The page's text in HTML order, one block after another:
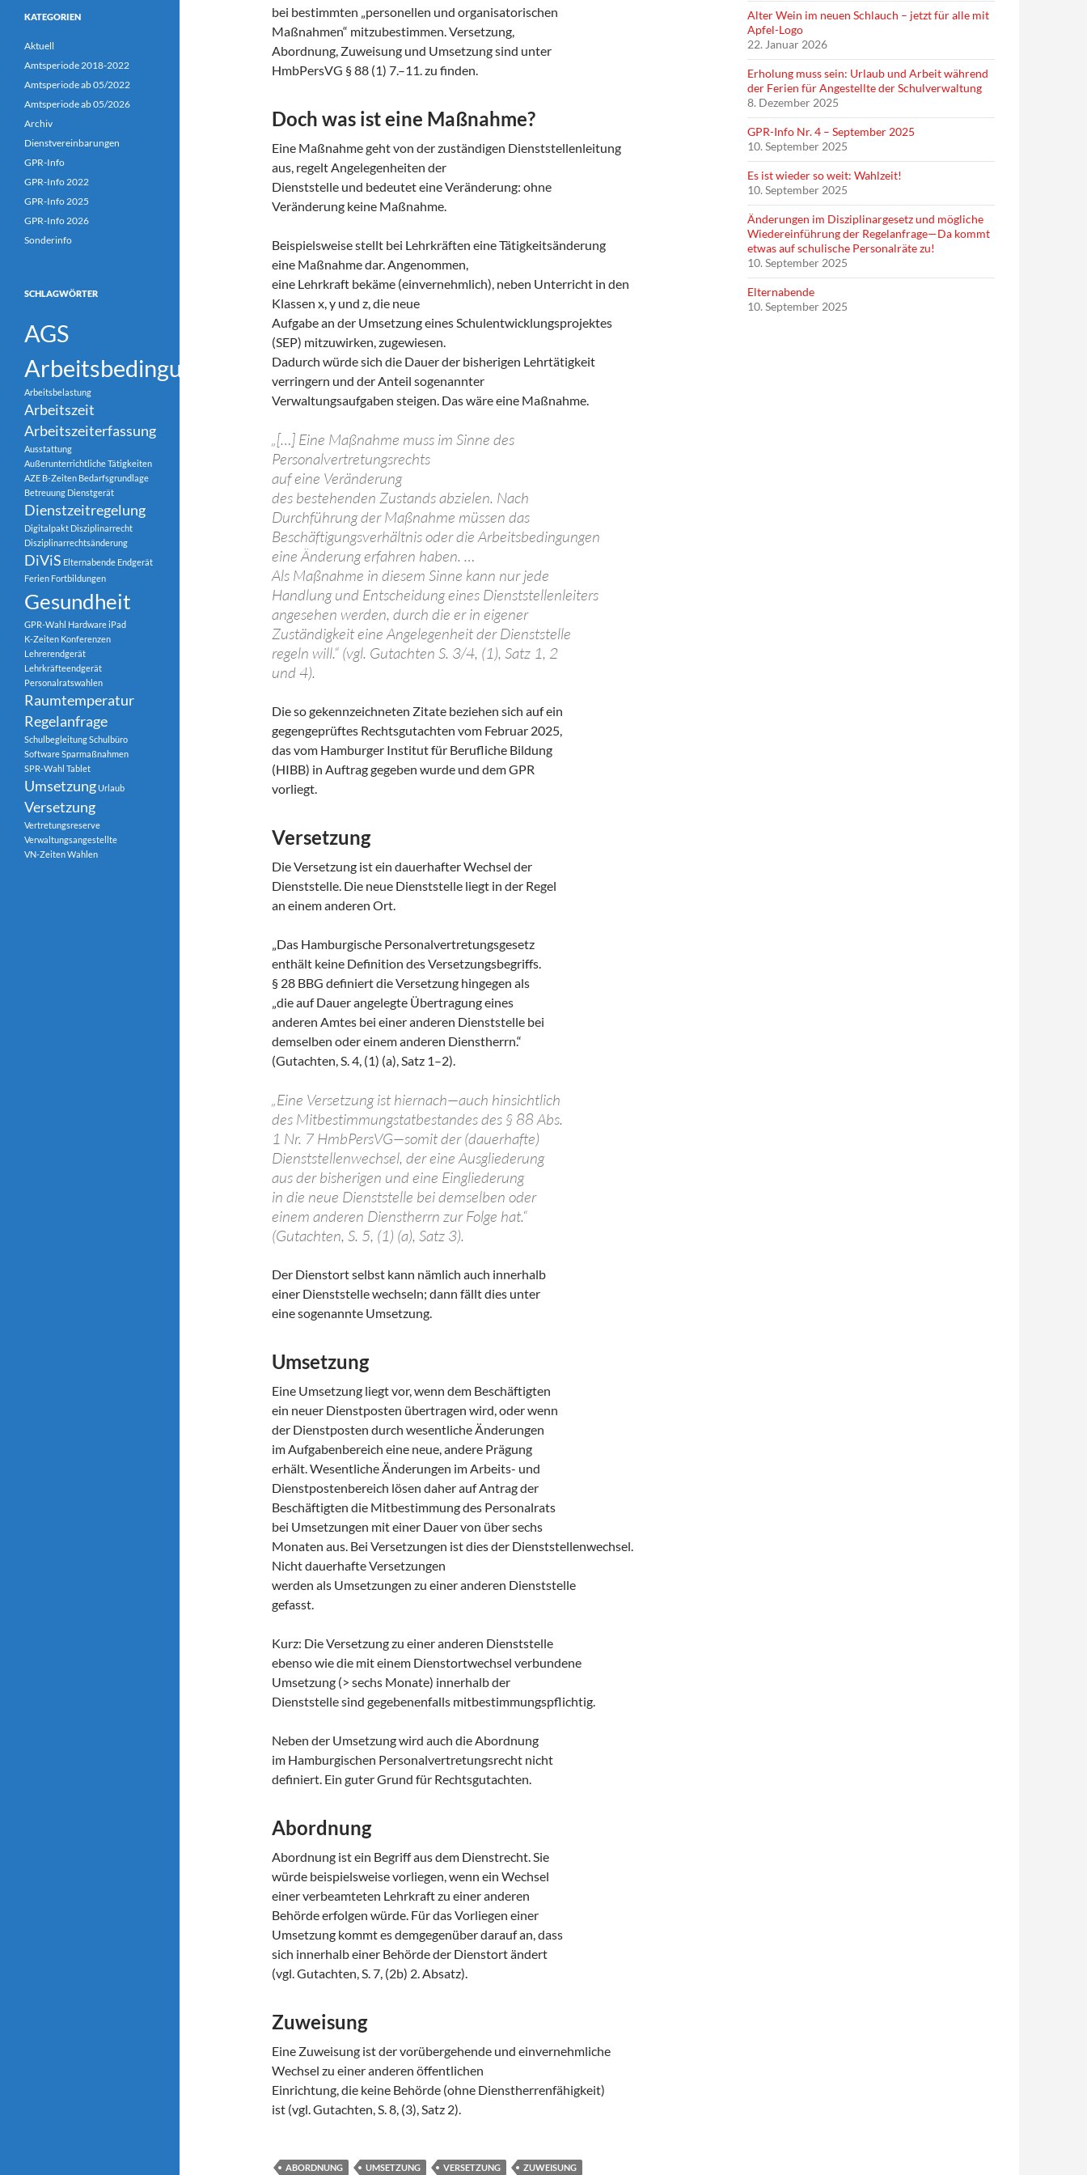
bei bestimmten „personellen und organisatorischen
Maßnahmen“ mitzubestimmen. Versetzung,
Abordnung, Zuweisung und Umsetzung sind unter
HmbPersVG § 88 (1) 7.–11. zu finden.
Doch was ist eine Maßnahme?
Eine Maßnahme geht von der zuständigen Dienststellenleitung
aus, regelt Angelegenheiten der
Dienststelle und bedeutet eine Veränderung: ohne
Veränderung keine Maßnahme.
Beispielsweise stellt bei Lehrkräften eine Tätigkeitsänderung
eine Maßnahme dar. Angenommen,
eine Lehrkraft bekäme (einvernehmlich), neben Unterricht in den
Klassen x, y und z, die neue
Aufgabe an der Umsetzung eines Schulentwicklungsprojektes
(SEP) mitzuwirken, zugewiesen.
Dadurch würde sich die Dauer der bisherigen Lehrtätigkeit
verringern und der Anteil sogenannter
Verwaltungsaufgaben steigen. Das wäre eine Maßnahme.
„[…] Eine Maßnahme muss im Sinne des
Personalvertretungsrechts
auf eine Veränderung
des bestehenden Zustands abzielen. Nach
Durchführung der Maßnahme müssen das
Beschäftigungsverhältnis oder die Arbeitsbedingungen
eine Änderung erfahren haben. …
Als Maßnahme in diesem Sinne kann nur jede
Handlung und Entscheidung eines Dienststellenleiters
angesehen werden, durch die er in eigener
Zuständigkeit eine Angelegenheit der Dienststelle
regeln will.“ (vgl. Gutachten S. 3/4, (1), Satz 1, 2
und 4).
Die so gekennzeichneten Zitate beziehen sich auf ein
gegengeprüftes Rechtsgutachten vom Februar 2025,
das vom Hamburger Institut für Berufliche Bildung
(HIBB) in Auftrag gegeben wurde und dem GPR
vorliegt.
Versetzung
Die Versetzung ist ein dauerhafter Wechsel der
Dienststelle. Die neue Dienststelle liegt in der Regel
an einem anderen Ort.
„Das Hamburgische Personalvertretungsgesetz
enthält keine Definition des Versetzungsbegriffs.
§ 28 BBG definiert die Versetzung hingegen als
„die auf Dauer angelegte Übertragung eines
anderen Amtes bei einer anderen Dienststelle bei
demselben oder einem anderen Dienstherrn.“
(Gutachten, S. 4, (1) (a), Satz 1–2).
„Eine Versetzung ist hiernach—auch hinsichtlich
des Mitbestimmungstatbestandes des § 88 Abs.
1 Nr. 7 HmbPersVG—somit der (dauerhafte)
Dienststellenwechsel, der eine Ausgliederung
aus der bisherigen und eine Eingliederung
in die neue Dienststelle bei demselben oder
einem anderen Dienstherrn zur Folge hat.“
(Gutachten, S. 5, (1) (a), Satz 3).
Der Dienstort selbst kann nämlich auch innerhalb
einer Dienststelle wechseln; dann fällt dies unter
eine sogenannte Umsetzung.
Umsetzung
Eine Umsetzung liegt vor, wenn dem Beschäftigten
ein neuer Dienstposten übertragen wird, oder wenn
der Dienstposten durch wesentliche Änderungen
im Aufgabenbereich eine neue, andere Prägung
erhält. Wesentliche Änderungen im Arbeits- und
Dienstpostenbereich lösen daher auf Antrag der
Beschäftigten die Mitbestimmung des Personalrats
bei Umsetzungen mit einer Dauer von über sechs
Monaten aus. Bei Versetzungen ist dies der Dienststellenwechsel.
Nicht dauerhafte Versetzungen
werden als Umsetzungen zu einer anderen Dienststelle
gefasst.
Kurz: Die Versetzung zu einer anderen Dienststelle
ebenso wie die mit einem Dienstortwechsel verbundene
Umsetzung (> sechs Monate) innerhalb der
Dienststelle sind gegebenenfalls mitbestimmungspflichtig.
Neben der Umsetzung wird auch die Abordnung
im Hamburgischen Personalvertretungsrecht nicht
definiert. Ein guter Grund für Rechtsgutachten.
Abordnung
Abordnung ist ein Begriff aus dem Dienstrecht. Sie
würde beispielsweise vorliegen, wenn ein Wechsel
einer verbeamteten Lehrkraft zu einer anderen
Behörde erfolgen würde. Für das Vorliegen einer
Umsetzung kommt es demgegenüber darauf an, dass
sich innerhalb einer Behörde der Dienstort ändert
(vgl. Gutachten, S. 7, (2b) 2. Absatz).
Zuweisung
Eine Zuweisung ist der vorübergehende und einvernehmliche
Wechsel zu einer anderen öffentlichen
Einrichtung, die keine Behörde (ohne Dienstherrenfähigkeit)
ist (vgl. Gutachten, S. 8, (3), Satz 2).
ABORDNUNG UMSETZUNG VERSETZUNG ZUWEISUNG
Alter Wein im neuen Schlauch – jetzt für alle mit
Apfel-Logo
22. Januar 2026
Erholung muss sein: Urlaub und Arbeit während
der Ferien für Angestellte der Schulverwaltung
8. Dezember 2025
GPR-Info Nr. 4 – September 2025
10. September 2025
Es ist wieder so weit: Wahlzeit!
10. September 2025
Änderungen im Disziplinargesetz und mögliche
Wiedereinführung der Regelanfrage—Da kommt
etwas auf schulische Personalräte zu!
10. September 2025
Elternabende
10. September 2025
KATEGORIEN
Aktuell
Amtsperiode 2018-2022
Amtsperiode ab 05/2022
Amtsperiode ab 05/2026
Archiv
Dienstvereinbarungen
GPR-Info
GPR-Info 2022
GPR-Info 2025
GPR-Info 2026
Sonderinfo
SCHLAGWÖRTER
AGS
Arbeitsbedingungen
Arbeitsbelastung
Arbeitszeit
Arbeitszeiterfassung
Ausstattung
Außerunterrichtliche Tätigkeiten
AZE B-Zeiten Bedarfsgrundlage
Betreuung Dienstgerät
Dienstzeitregelung
Digitalpakt Disziplinarrecht
Disziplinarrechtsänderung
DiViS Elternabende Endgerät
Ferien Fortbildungen
Gesundheit
GPR-Wahl HardwareiPad
K-Zeiten Konferenzen
Lehrerendgerät
Lehrkräfteendgerät
Personalratswahlen
Raumtemperatur
Regelanfrage
SchulbegleitungSchulbüro
SoftwareSparmaßnahmen
SPR-Wahl Tablet
UmsetzungUrlaub
Versetzung
Vertretungsreserve
Verwaltungsangestellte
VN-ZeitenWahlen